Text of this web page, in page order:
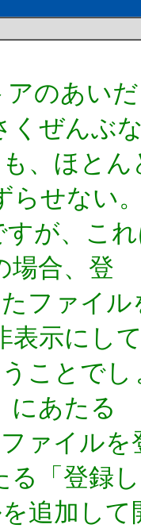
アのあい
くぜんぶ
、ほと
らせない
が、こ
場合、登
ファイ
表示にし
ことで
にあたる
ァイル
る「登録し
追加し